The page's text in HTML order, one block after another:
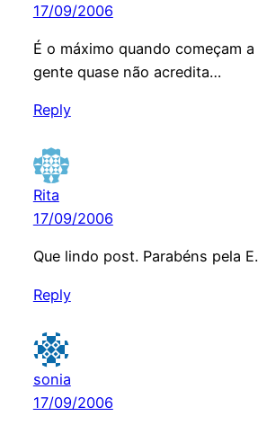
17/09/2006
É o máximo quando começam
gente quase não acredita…
Reply
Rita
17/09/2006
Que lindo post. Parabéns pela
Reply
sonia
17/09/2006